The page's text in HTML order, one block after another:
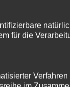
für die
Verfahren